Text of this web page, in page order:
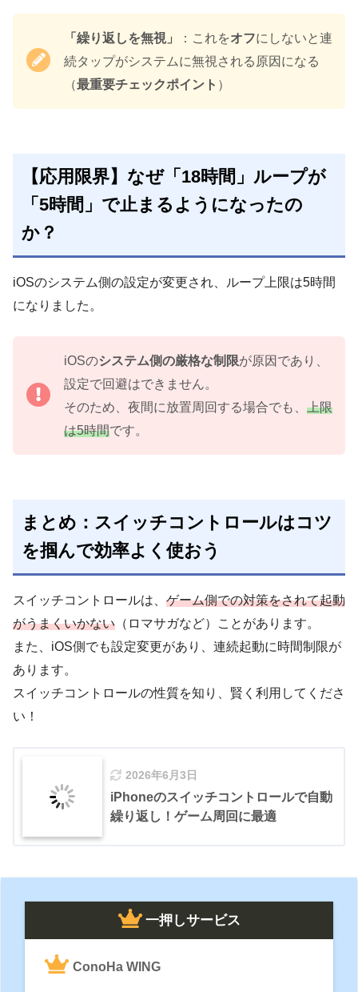
「繰り返しを無視」 ：これをオフにしないと連
続タップがシステムに無視される原因になる
（最重要チェックポイント ）
【応用限界】 なぜ「18時間」ループが
「5時間」で止まるようになったの
か？
iOSのシステム側の設定が変更され、ループ上限は5時間
になりました。
iOSのシステム側の厳格な制限が原因であり、
設定で回避はできません。
そのため、夜間に放置周回する場合でも、 上限
は5時間です。
まとめ：スイッチコントロールはコツ
を掴んで効率よく使おう
スイッチコントロールは、 ゲーム側での対策をされて起動
がうまくいかない （ロマサガなど）ことがあります。
また、iOS側でも設定変更があり、連続起動に時間制限が
あります。
スイッチコントロールの性質を知り、賢く利用してくださ
い！
2026年6月3日
iPhoneのスイッチコントロールで自動
繰り返し！ゲーム周回に最適
一押しサービス
ConoHa WING